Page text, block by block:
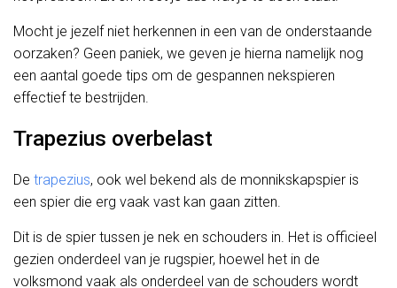
Mocht je jezelf niet herkennen in een van de onderstaande
oorzaken? Geen paniek, we geven je hierna namelijk nog
een aantal goede tips om de gespannen nekspieren
effectief te bestrijden.
Trapezius overbelast
De trapezius, ook wel bekend als de monnikskapspier is
een spier die erg vaak vast kan gaan zitten.
Dit is de spier tussen je nek en schouders in. Het is officieel
gezien onderdeel van je rugspier, hoewel het in de
volksmond vaak als onderdeel van de schouders wordt